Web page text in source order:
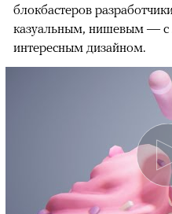
блокбастеров
казуальным, нишевым —
интересным дизайном.